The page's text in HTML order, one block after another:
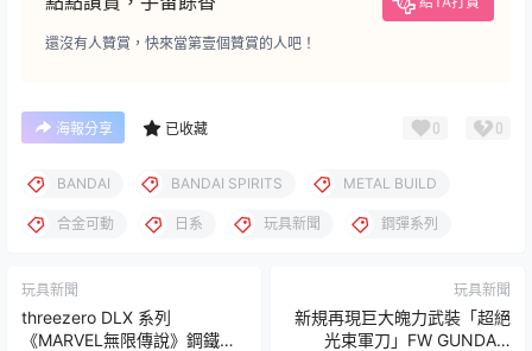
還沒有人贊賞，快來當第壹個贊賞的人吧！
海報分享 已收藏 0 0
BANDAI BANDAI SPIRITS METAL BUILD
合金可動 日系 玩具新聞 鋼彈系列
玩具新聞
threezero DLX 系列
《MARVEL無限傳說》鋼鐵蜘
玩具新聞
新規再現巨大魄力武裝「超絕
光束軍刀」FW GUNDAM